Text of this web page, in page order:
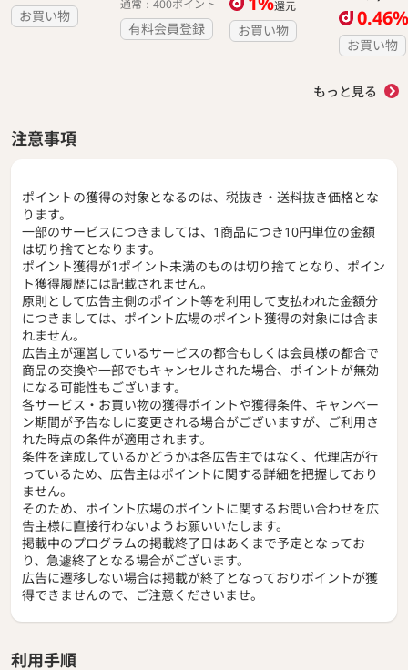
お買い物
通常：400ポイント
有料会員登録
還元
お買い物
0.46%
お買い物
もっと見る
注意事項
ポイントの獲得の対象となるのは、税抜き・送料抜き価格とな
ります。
一部のサービスにつきましては、1商品につき10円単位の金額
は切り捨てとなります。
ポイント獲得が1ポイント未満のものは切り捨てとなり、ポイン
ト獲得履歴には記載されません。
原則として広告主側のポイント等を利用して支払われた金額分
につきましては、ポイント広場のポイント獲得の対象には含ま
れません。
広告主が運営しているサービスの都合もしくは会員様の都合で
商品の交換や一部でもキャンセルされた場合、ポイントが無効
になる可能性もございます。
各サービス・お買い物の獲得ポイントや獲得条件、キャンペー
ン期間が予告なしに変更される場合がございますが、ご利用さ
れた時点の条件が適用されます。
条件を達成しているかどうかは各広告主ではなく、代理店が行
っているため、広告主はポイントに関する詳細を把握しており
ません。
そのため、ポイント広場のポイントに関するお問い合わせを広
告主様に直接行わないようお願いいたします。
掲載中のプログラムの掲載終了日はあくまで予定となってお
り、急遽終了となる場合がございます。
広告に遷移しない場合は掲載が終了となっておりポイントが獲
得できませんので、ご注意くださいませ。
利用手順